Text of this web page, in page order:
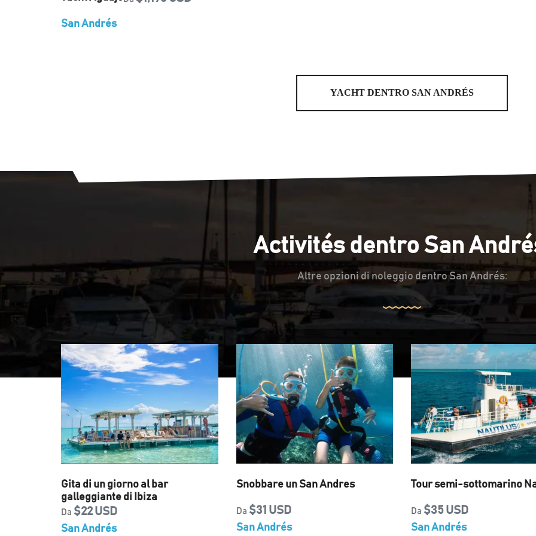
San Andrés
YACHT DENTRO SAN ANDRÉS
Activités dentro San
Altre opzioni di noleggio dentro San Andrés:
Gita di un giorno al bar
galleggiante di Ibiza
Da $22 USD
San Andrés
Snobbare un San Andres
Da $31 USD
San Andrés
Tour semi-sottomarino
Da $35 USD
San Andrés